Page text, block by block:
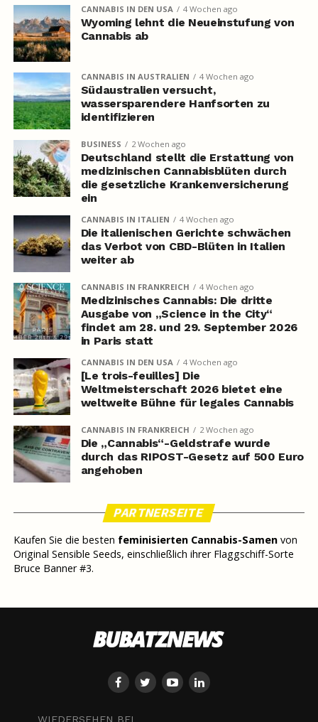
CANNABIS IN DEN USA 4 Wochen ago
Wyoming lehnt die Neueinstufung von
Cannabis ab
CANNABIS IN AUSTRALIEN 4 Wochen ago
Südaustralien versucht,
wassersparendere Hanfsorten zu
identifizieren
BUSINESS 2 Wochen ago
Deutschland stellt die Erstattung von
medizinischen Cannabisblüten durch
die gesetzliche Krankenversicherung
ein
CANNABIS IN ITALIEN 4 Wochen ago
Die italienischen Gerichte schwächen
das Verbot von CBD-Blüten in Italien
weiter ab
CANNABIS IN FRANKREICH 4 Wochen ago
Medizinisches Cannabis: Die dritte
Ausgabe von „Science in the City“
findet am 28. und 29. September 2026
in Paris statt
CANNABIS IN DEN USA 4 Wochen ago
[Le trois-feuilles] Die
Weltmeisterschaft 2026 bietet eine
weltweite Bühne für legales Cannabis
CANNABIS IN FRANKREICH 2 Wochen ago
Die „Cannabis“-Geldstrafe wurde
durch das RIPOST-Gesetz auf 500 Euro
angehoben
PARTNERSEITE
Kaufen Sie die besten feminisierten Cannabis-Samenvon
Original Sensible Seeds, einschließlich ihrer Flaggschiff-Sorte
Bruce Banner #3.
WIEDERSEHEN BEI